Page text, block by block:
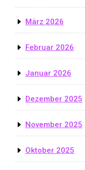
März 2026
Februar 2026
Januar 2026
Dezember 2025
November 2025
Oktober 2025